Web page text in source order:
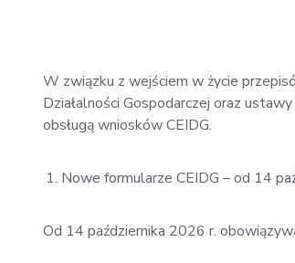
W związku z wejściem w życie
Działalności Gospodarczej oraz
obsługą wniosków CEIDG.
Nowe formularze CEIDG – od 14
Od 14 października 2026 r.